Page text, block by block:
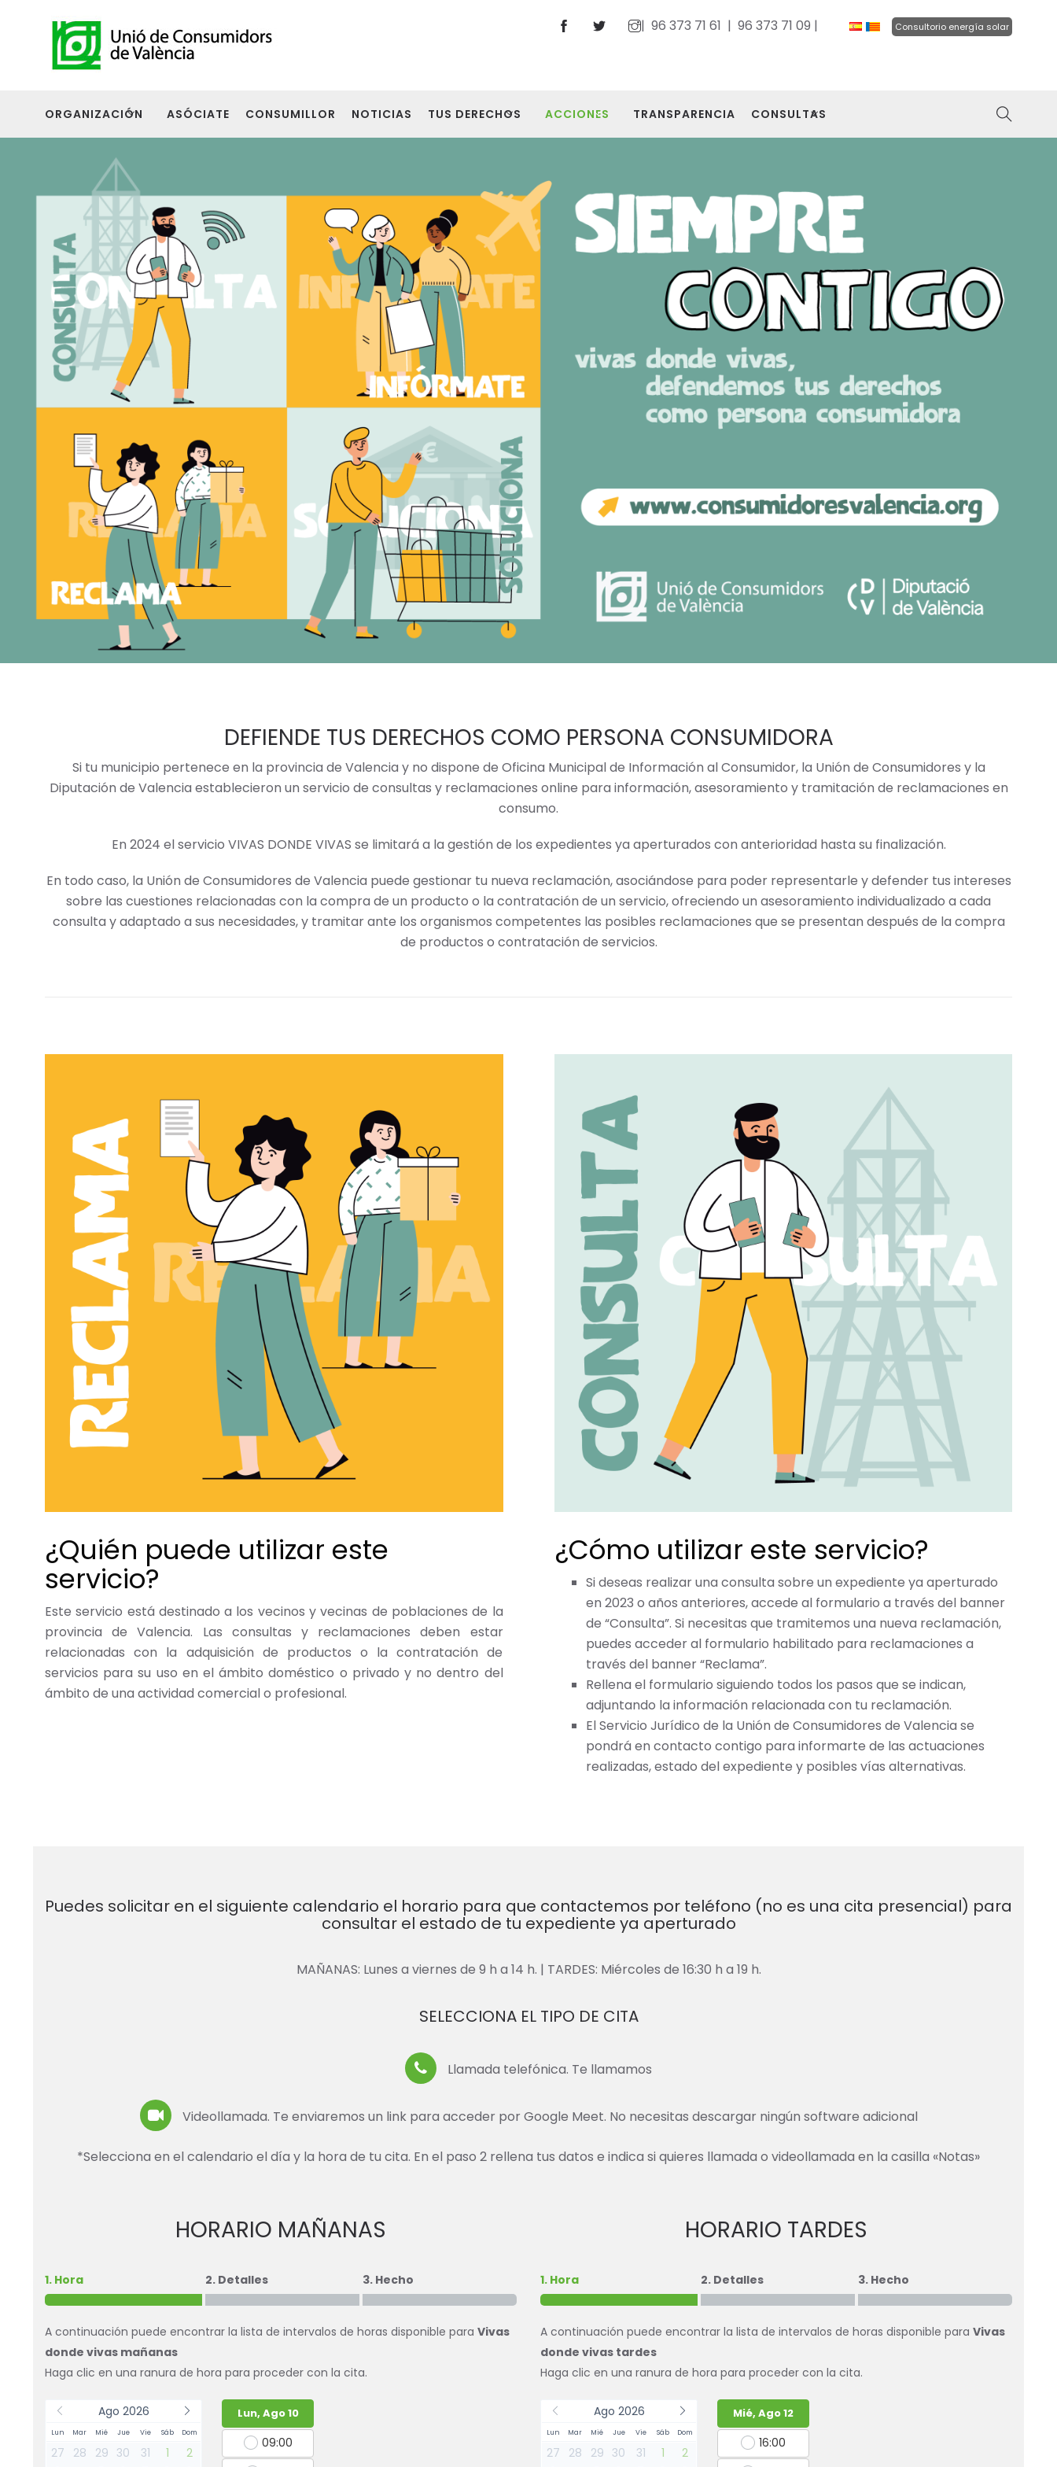
| 96 373 71 61 | 96 373 71 09 | Consultorio energía solar
ORGANIZACIÓN ASÓCIATE CONSUMILLOR NOTICIAS TUS DERECHOS ACCIONES TRANSPARENCIA CONSULTAS
DEFIENDE TUS DERECHOS COMO PERSONA CONSUMIDORA
Si tu municipio pertenece en la provincia de Valencia y no dispone de Oficina Municipal de Información al Consumidor, la Unión de Consumidores y la
Diputación de Valencia establecieron un servicio de consultas y reclamaciones online para información, asesoramiento y tramitación de reclamaciones en
consumo.
En 2024 el servicio VIVAS DONDE VIVAS se limitará a la gestión de los expedientes ya aperturados con anterioridad hasta su finalización.
En todo caso, la Unión de Consumidores de Valencia puede gestionar tu nueva reclamación, asociándose para poder representarle y defender tus intereses
sobre las cuestiones relacionadas con la compra de un producto o la contratación de un servicio, ofreciendo un asesoramiento individualizado a cada
consulta y adaptado a sus necesidades, y tramitar ante los organismos competentes las posibles reclamaciones que se presentan después de la compra
de productos o contratación de servicios.
¿Quién puede utilizar este
servicio?
Este servicio está destinado a los vecinos y vecinas de poblaciones de la
provincia de Valencia. Las consultas y reclamaciones deben estar
relacionadas con la adquisición de productos o la contratación de
servicios para su uso en el ámbito doméstico o privado y no dentro del
ámbito de una actividad comercial o profesional.
¿Cómo utilizar este servicio?
Si deseas realizar una consulta sobre un expediente ya aperturado
en 2023 o años anteriores, accede al formulario a través del banner
de “Consulta”. Si necesitas que tramitemos una nueva reclamación,
puedes acceder al formulario habilitado para reclamaciones a
través del banner “Reclama”.
Rellena el formulario siguiendo todos los pasos que se indican,
adjuntando la información relacionada con tu reclamación.
El Servicio Jurídico de la Unión de Consumidores de Valencia se
pondrá en contacto contigo para informarte de las actuaciones
realizadas, estado del expediente y posibles vías alternativas.
Puedes solicitar en el siguiente calendario el horario para que contactemos por teléfono (no es una cita presencial) para
consultar el estado de tu expediente ya aperturado
MAÑANAS: Lunes a viernes de 9 h a 14 h. | TARDES: Miércoles de 16:30 h a 19 h.
SELECCIONA EL TIPO DE CITA
Llamada telefónica. Te llamamos
Videollamada. Te enviaremos un link para acceder por Google Meet. No necesitas descargar ningún software adicional
*Selecciona en el calendario el día y la hora de tu cita. En el paso 2 rellena tus datos e indica si quieres llamada o videollamada en la casilla «Notas»
HORARIO MAÑANAS
1. Hora 2. Detalles 3. Hecho
A continuación puede encontrar la lista de intervalos de horas disponible para Vivas
donde vivas mañanas
Haga clic en una ranura de hora para proceder con la cita.
Ago 2026
Lun Mar Mié Jue Vie Sáb Dom
27 28 29 30 31 1
2
Lun, Ago 10
09:00
HORARIO TARDES
1. Hora 2. Detalles 3. Hecho
A continuación puede encontrar la lista de intervalos de horas disponible para Vivas
donde vivas tardes
Haga clic en una ranura de hora para proceder con la cita.
Ago 2026
Lun Mar Mié Jue Vie Sáb Dom
27 28 29 30 31 1
2
Mié, Ago 12
16:00